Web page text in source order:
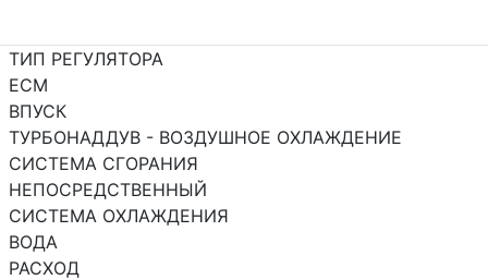
ТИП РЕГУЛЯТОРА
ECM
ВПУСК
ТУРБОНАДДУВ - ВОЗДУШНОЕ ОХЛАЖДЕНИЕ
СИСТЕМА СГОРАНИЯ
НЕПОСРЕДСТВЕННЫЙ
СИСТЕМА ОХЛАЖДЕНИЯ
ВОДА
РАСХОД